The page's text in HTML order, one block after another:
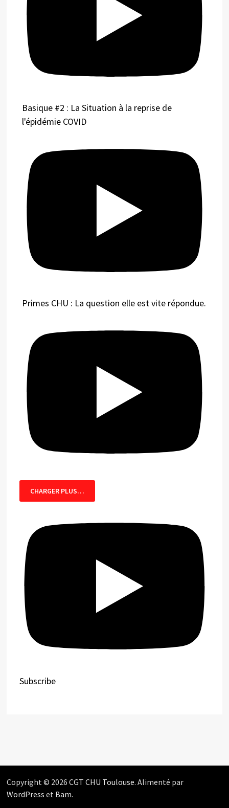
Basique #2 : La Situation à la reprise de
l'épidémie COVID
Primes CHU : La question elle est vite répondue.
CHARGER PLUS…
Subscribe
Copyright © 2026CGT CHU Toulouse. Alimenté par
WordPress et Bam.